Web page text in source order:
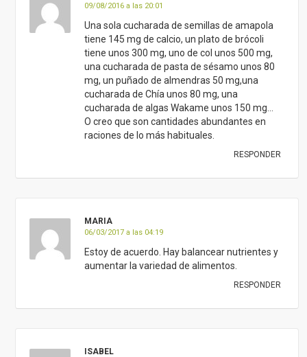
09/08/2016 a las 20:01
Una sola cucharada de semillas de amapola
tiene 145 mg de calcio, un plato de brócoli
tiene unos 300 mg, uno de col unos 500 mg,
una cucharada de pasta de sésamo unos 80
mg, un puñado de almendras 50 mg,una
cucharada de Chía unos 80 mg, una
cucharada de algas Wakame unos 150 mg…
O creo que son cantidades abundantes en
raciones de lo más habituales.
RESPONDER
MARIA
06/03/2017 a las 04:19
Estoy de acuerdo. Hay balancear nutrientes y
aumentar la variedad de alimentos.
RESPONDER
ISABEL